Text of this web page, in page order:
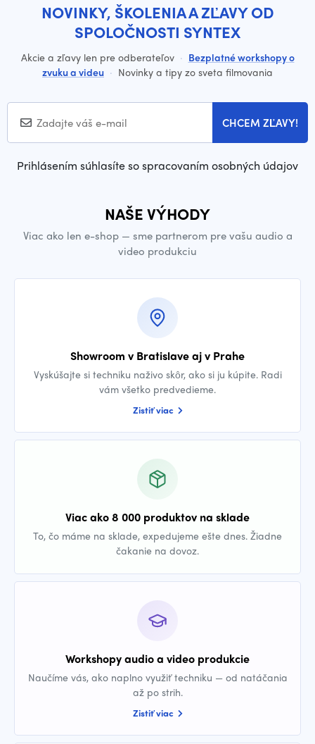
NOVINKY, ŠKOLENIA A ZĽAVY OD
SPOLOČNOSTI SYNTEX
Akcie a zľavy len pre odberateľov · Bezplatné workshopy o
zvuku a videu · Novinky a tipy zo sveta filmovania
CHCEM ZĽAVY!
Prihlásením súhlasíte so spracovaním osobných údajov
NAŠE VÝHODY
Viac ako len e-shop — sme partnerom pre vašu audio a
video produkciu
Showroom v Bratislave aj v Prahe
Vyskúšajte si techniku naživo skôr, ako si ju kúpite. Radi
vám všetko predvedieme.
Zistiť viac
Viac ako 8 000 produktov na sklade
To, čo máme na sklade, expedujeme ešte dnes. Žiadne
čakanie na dovoz.
Workshopy audio a video produkcie
Naučíme vás, ako naplno využiť techniku — od natáčania
až po strih.
Zistiť viac